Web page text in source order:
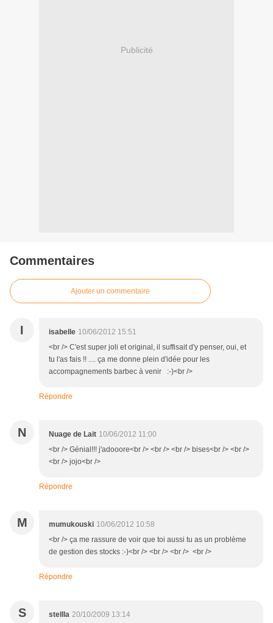
Publicité
Commentaires
Ajouter un commentaire
I isabelle 10/06/2012 15:51
<br /> C'est super joli et original, il suffisait d'y penser, oui, et
tu l'as fais !! .... ça me donne plein d'idée pour les
accompagnements barbec à venir :-)<br />
Répondre
N Nuage de Lait 10/06/2012 11:00
<br /> Génial!!! j'adooore<br /> <br /> <br /> bises<br /> <br />
<br /> jojo<br />
Répondre
M mumukouski 10/06/2012 10:58
<br /> ça me rassure de voir que toi aussi tu as un problème
de gestion des stocks :-)<br /> <br /> <br /> <br />
Répondre
S stellla 20/10/2009 13:14